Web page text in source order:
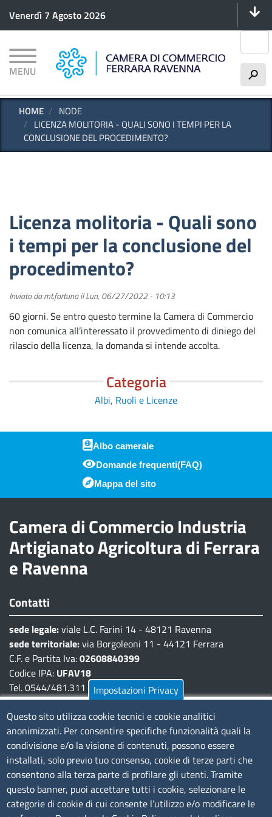
principale
Venerdì 7 Agosto 2026
MENU h
HOME
NODE
LICENZA MOLITORIA - QUALI SONO I TEMPI PER LA
CONCLUSIONE DEL PROCEDIMENTO?
Licenza molitoria - Quali sono
i tempi per la conclusione del
procedimento?
Inviato damt.fortunailLun, 06/27/2022 - 10:13
60 giorni. Se entro questo termine la Camera di Commercio
non comunica all’interessato il provvedimento di diniego del
rilascio della licenza, la domanda si intende accolta.
Categoria
Albi, Ruoli e Licenze
Piè di pagina
Albo camerale
Domande frequenti(FAQ)
Mappa del sito
Camera di Commercio Industria
Artigianato Agricoltura di Ferrara
e Ravenna
Contatti
sede legale:viale L.C. Farini 14 - 48121 Ravenna
sede territoriale:via Borgoleoni 11 - 44121 Ferrara
C.F. e Partita Iva:02608840399
Codice IPA: UFAV18
Tel. 0544/481.311 - 0532/783.711
Pec:cciaa@pec.fera.camcom.it
Amministrazione Trasparente
Bandi di gara
Bilanci
Concorsi e selezioni
Procedimenti
Impostazioni Privacy
Questo sito utilizza cookie tecnici e cookie analitici
anonimizzati. Per consentire specifiche funzionalità quali la
condivisione e/o la visione di contenuti, possono essere
installati, solo previo tuo consenso, cookie di terze parti che
consentono alla terza parte di profilare gli utenti. Tramite
questo banner, puoi accettare tutti i cookie, selezionare le
categorie di cookie di cui consente l’utilizzo e/o modificare le